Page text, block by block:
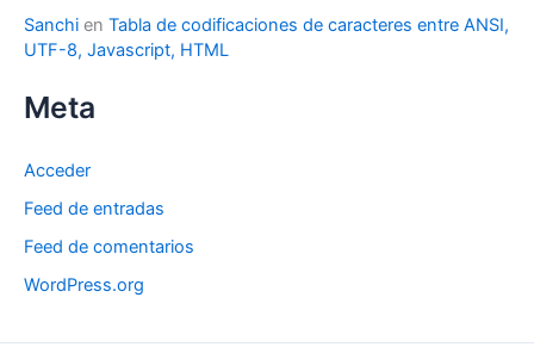
Sanchi en Tabla de codificaciones de caracteres entre ANSI,
UTF-8, Javascript, HTML
Meta
Acceder
Feed de entradas
Feed de comentarios
WordPress.org